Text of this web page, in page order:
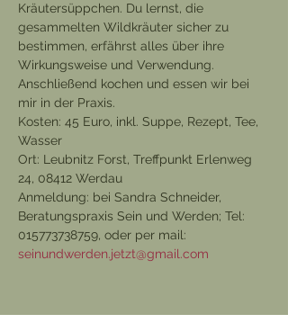
Kräutersüppchen. Du lernst, die
gesammelten Wildkräuter sicher zu
bestimmen, erfährst alles über ihre
Wirkungsweise und Verwendung.
Anschließend kochen und essen wir bei
mir in der Praxis.
Kosten: 45 Euro, inkl. Suppe, Rezept, Tee,
Wasser
Ort: Leubnitz Forst, Treffpunkt Erlenweg
24, 08412 Werdau
Anmeldung: bei Sandra Schneider,
Beratungspraxis Sein und Werden; Tel:
015773738759, oder per mail:
seinundwerden.jetzt@gmail.com